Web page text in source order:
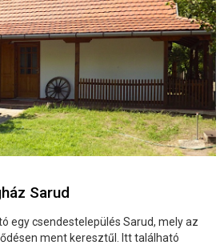
Sarud
egy csendestelepülés Sarud, mely az
ment keresztűl. Itt található